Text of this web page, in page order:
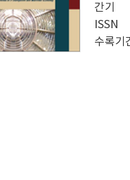
간기
ISSN
수록기